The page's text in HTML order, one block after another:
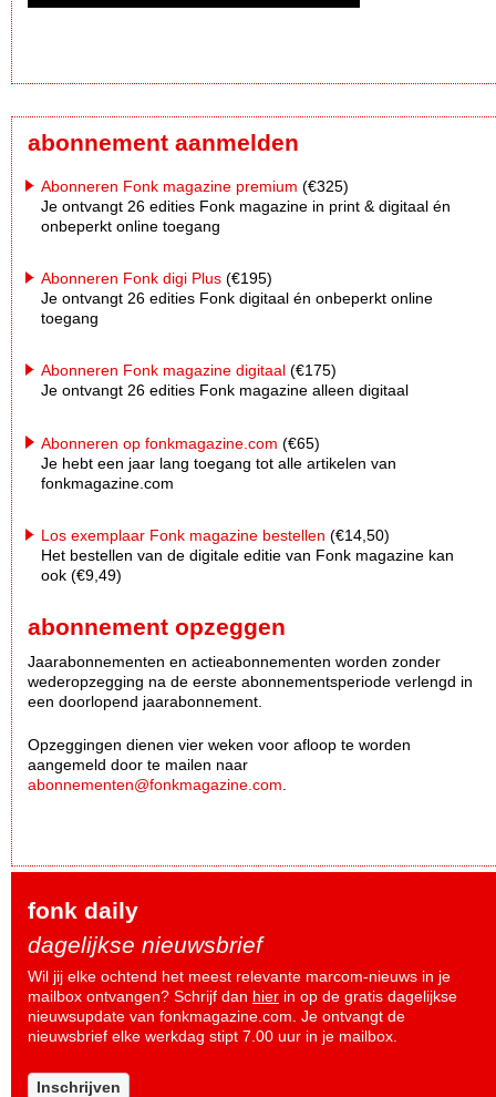
abonnement aanmelden
Abonneren Fonk magazine premium (€325)
Je ontvangt 26 edities Fonk magazine in print & digitaal én
onbeperkt online toegang
Abonneren Fonk digi Plus (€195)
Je ontvangt 26 edities Fonk digitaal én onbeperkt online
toegang
Abonneren Fonk magazine digitaal (€175)
Je ontvangt 26 edities Fonk magazine alleen digitaal
Abonneren op fonkmagazine.com (€65)
Je hebt een jaar lang toegang tot alle artikelen van
fonkmagazine.com
Los exemplaar Fonk magazine bestellen (€14,50)
Het bestellen van de digitale editie van Fonk magazine kan
ook (€9,49)
abonnement opzeggen
Jaarabonnementen en actieabonnementen worden zonder
wederopzegging na de eerste abonnementsperiode verlengd in
een doorlopend jaarabonnement.
Opzeggingen dienen vier weken voor afloop te worden
aangemeld door te mailen naar
abonnementen@fonkmagazine.com
fonk daily
dagelijkse nieuwsbrief
Wil jij elke ochtend het meest relevante marcom-nieuws in je
mailbox ontvangen? Schrijf dan hier in op de gratis dagelijkse
nieuwsupdate van fonkmagazine.com. Je ontvangt de
nieuwsbrief elke werkdag stipt 7.00 uur in je mailbox.
Inschrijven